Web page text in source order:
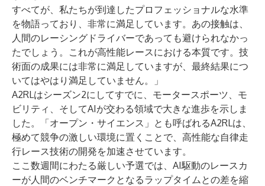
すべてが、私たちが到達したプロフェッショナルな水準
を物語っており、非常に満足しています。あの接触は、
人間のレーシングドライバーであっても避けられなかっ
たでしょう。これが高性能レースにおける本質です。技
術面の成果には非常に満足していますが、最終結果につ
いてはやはり満足していません。」
A2RLはシーズン2にしてすでに、モータースポーツ、モ
ビリティ、そしてAIが交わる領域で大きな進歩を示しま
した。「オープン・サイエンス」とも呼ばれるA2RLは、
極めて競争の激しい環境に置くことで、高性能な自律走
行レース技術の開発を加速させています。
ここ数週間にわたる厳しい予選では、AI駆動のレースカ
ーが人間のベンチマークとなるラップタイムとの差を縮